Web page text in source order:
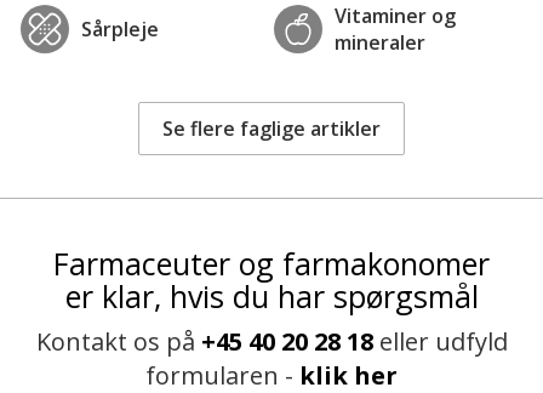
Sårpleje
Vitaminer og
mineraler
Se flere faglige artikler
Farmaceuter og farmakonomer
er klar, hvis du har spørgsmål
Kontakt os på +45 40 20 28 18eller udfyld
formularen - klik her